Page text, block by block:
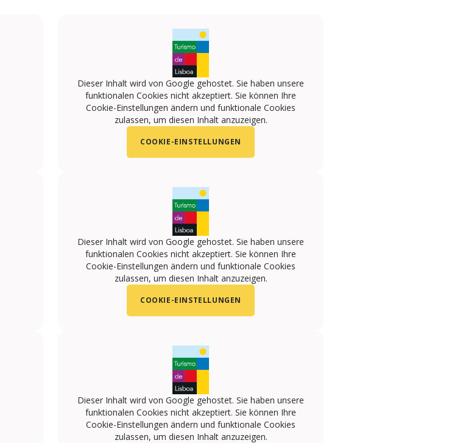
Dieser Inhalt wird von Google gehostet. Sie haben unsere
funktionalen Cookies nicht akzeptiert. Sie können Ihre
Cookie-Einstellungen ändern und funktionale Cookies
zulassen, um diesen Inhalt anzuzeigen.
COOKIE-EINSTELLUNGEN
Dieser Inhalt wird von Google gehostet. Sie haben unsere
funktionalen Cookies nicht akzeptiert. Sie können Ihre
Cookie-Einstellungen ändern und funktionale Cookies
zulassen, um diesen Inhalt anzuzeigen.
COOKIE-EINSTELLUNGEN
Dieser Inhalt wird von Google gehostet. Sie haben unsere
funktionalen Cookies nicht akzeptiert. Sie können Ihre
Cookie-Einstellungen ändern und funktionale Cookies
zulassen, um diesen Inhalt anzuzeigen.